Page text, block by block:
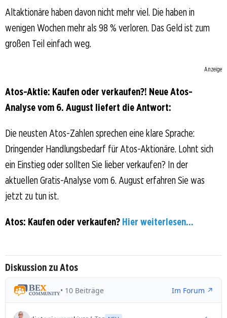
Altaktionäre haben davon nicht mehr viel. Die haben in
wenigen Wochen mehr als 98 % verloren. Das Geld ist zum
großen Teil einfach weg.
Anzeige
Atos-Aktie: Kaufen oder verkaufen?! Neue Atos-
Analyse vom 6. August liefert die Antwort:
Die neusten Atos-Zahlen sprechen eine klare Sprache:
Dringender Handlungsbedarf für Atos-Aktionäre. Lohnt sich
ein Einstieg oder sollten Sie lieber verkaufen? In der
aktuellen Gratis-Analyse vom 6. August erfahren Sie was
jetzt zu tun ist.
Atos: Kaufen oder verkaufen? Hier weiterlesen...
Diskussion zu Atos